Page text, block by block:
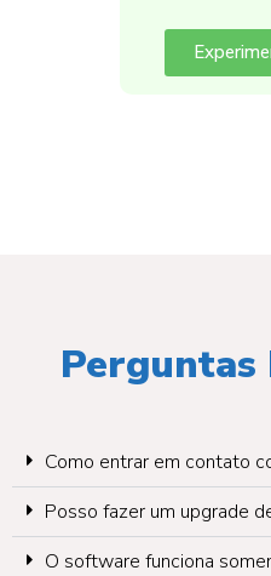
Perguntas
Como entrar em contato
Posso fazer um upgrade
O software funciona